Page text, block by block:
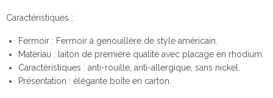
Caractéristiques :
Fermoir : Fermoir à genouillère de style américain.
Matériau : laiton de première qualité avec placage en rhodium.
Caractéristiques : anti-rouille, anti-allergique, sans nickel.
Présentation : élégante boîte en carton.